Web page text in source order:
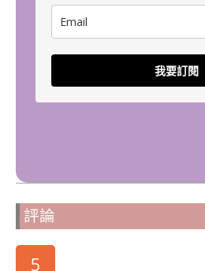
我要訂閱
評論
5